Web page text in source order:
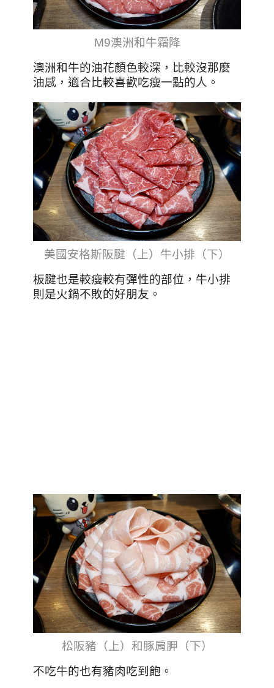
M9澳洲和牛霜降
澳洲和牛的油花顏色較深，比較沒那麼
油感，適合比較喜歡吃瘦一點的人。
美國安格斯阪腱（上）牛小排（下）
板腱也是較瘦較有彈性的部位，牛小排
則是火鍋不敗的好朋友。
松阪豬（上）和豚肩胛（下）
不吃牛的也有豬肉吃到飽。